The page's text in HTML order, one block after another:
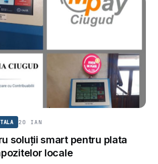
20 IAN
soluții smart pentru plata
locale